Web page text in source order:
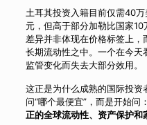
土耳其投资入籍目前仅需40
元，但高于部分加勒比国家
差异并非体现在价格标签上
长期流动性之中。一个在今天
监管变化而失去大部分效用。
这正是为什么成熟的国际投资
问“哪个最便宜”，而是开始问
正的全球流动性、资产保护和